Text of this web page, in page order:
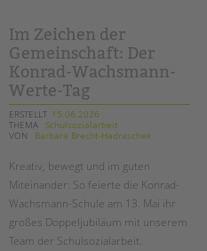
Schulbezogene Sozialarbeit
Tagesgruppen
HILFEN ZUR ERZIEHUNG
EINGLIEDERUNGSHILFE
BETREUTES WOHNEN
TANDEM BTL AKADEMIE
Zertfikatskurse
Im Zeichen der
Gemeinschaft: Der
Konrad-Wachsmann-
Werte-Tag
ERSTELLT 15.06.2026
THEMA Schulsozialarbeit
VON
Barbara Brecht-Hadraschek
Kreativ, bewegt und im guten
Miteinander: So feierte die Konrad-
Wachsmann-Schule am 13. Mai ihr
großes Doppeljubiläum mit unserem
Team der Schulsozialarbeit.